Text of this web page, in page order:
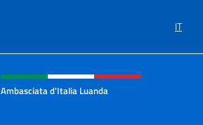
IT
social e menù
Ambasciata d'Italia Luanda